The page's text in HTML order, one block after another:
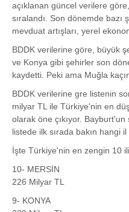
açıklanan güncel verilere
sıralandı. Son dönemde
mevduat artışları, yerel
BDDK verilerine göre, büyük
ve Konya gibi şehirler son
kaydetti. Peki ama Muğla
BDDK verilerine gre listenin
milyar TL ile Türkiye'nin en
olarak öne çıkıyor. Bayburt'un
listede ilk sırada bakın hangi
İşte Türkiye'nin en zengin 10
10- MERSİN
226 Milyar TL
9- KONYA